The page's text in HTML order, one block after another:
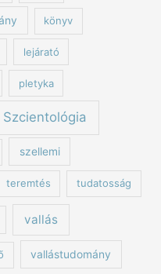
könyv
lejárató
pletyka
Szcientológia
szellemi
teremtés tudatosság
vallás
vallástudomány